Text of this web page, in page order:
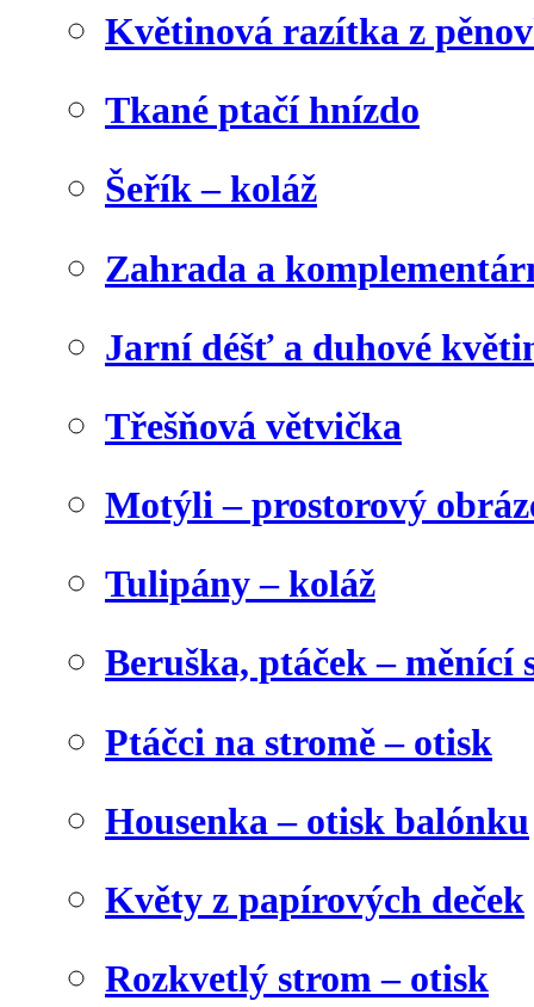
Květinová razítka z
Tkané ptačí hnízdo
Šeřík – koláž
Zahrada a
Jarní déšť a duhové
Třešňová větvička
Motýli – prostorový
Tulipány – koláž
Beruška, ptáček – měnící
Ptáčci na stromě – otisk
Housenka – otisk balónku
Květy z papírových deček
Rozkvetlý strom – otisk